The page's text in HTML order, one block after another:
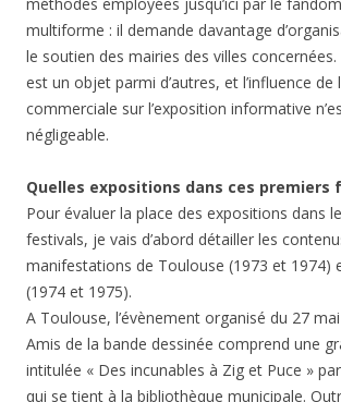
multiforme : il demande davantage
le soutien des mairies des villes concernées.
est un objet parmi d’autres, et l’influence de
commerciale sur l’exposition informative
négligeable.
Quelles expositions dans ces premiers
Pour évaluer la place des expositions dans
festivals, je vais d’abord détailler les
manifestations de Toulouse (1973 et 1974)
(1974 et 1975).
A Toulouse, l’évènement organisé du 27
Amis de la bande dessinée comprend une
intitulée « Des incunables à Zig et Puce »
qui se tient à la bibliothèque municipale.